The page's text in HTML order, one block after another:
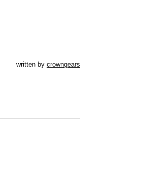
written by crowngears